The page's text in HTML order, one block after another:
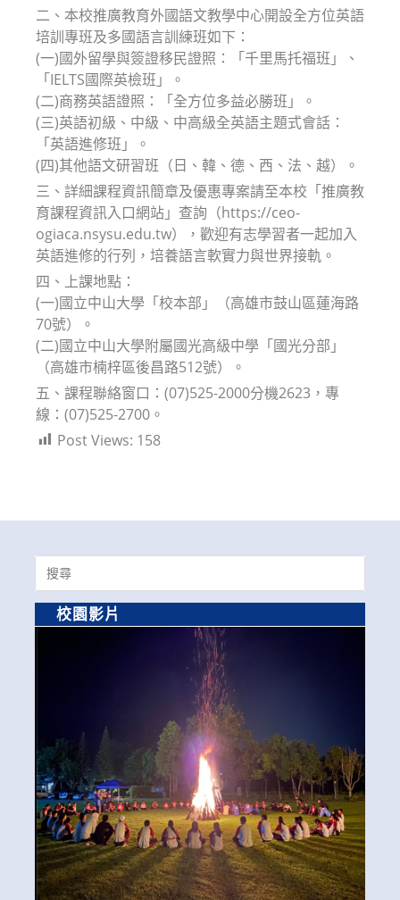
二、本校推廣教育外國語文教學中心開設全方位英語
培訓專班及多國語言訓練班如下：
(一)國外留學與簽證移民證照：「千里馬托福班」、
「IELTS國際英檢班」。
(二)商務英語證照：「全方位多益必勝班」。
(三)英語初級、中級、中高級全英語主題式會話：
「英語進修班」。
(四)其他語文研習班（日、韓、德、西、法、越）。
三、詳細課程資訊簡章及優惠專案請至本校「推廣教
育課程資訊入口網站」查詢（https://ceo-
ogiaca.nsysu.edu.tw），歡迎有志學習者一起加入
英語進修的行列，培養語言軟實力與世界接軌。
四、上課地點：
(一)國立中山大學「校本部」（高雄市鼓山區蓮海路
70號）。
(二)國立中山大學附屬國光高級中學「國光分部」
（高雄市楠梓區後昌路512號）。
五、課程聯絡窗口：(07)525-2000分機2623，專
線：(07)525-2700。
Post Views: 158
Search
for:
校園影片